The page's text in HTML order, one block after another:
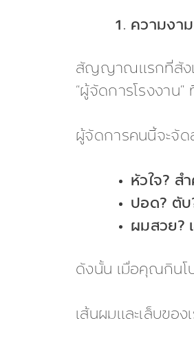
ความงาม
สัญญาณแรกที่สังเ
“ผู้จัดการโรงงาน
ผู้จัดการคนนี้จะจั
หัวใจ? ส
ปอด? ตั
ผมสวย?
ดังนั้น เมื่อคุณกินโ
เส้นผมและเล็บขอ